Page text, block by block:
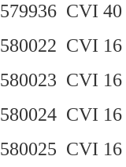
579936 CVI 40
580022 CVI
580023 CVI
580024 CVI 16
580025 CVI 16